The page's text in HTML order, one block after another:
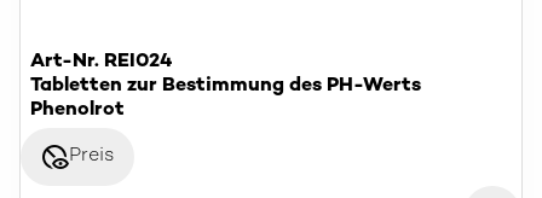
Art-Nr. REI024
Tabletten zur Bestimmung des PH-Werts
Phenolrot
disabled_visiblePreis